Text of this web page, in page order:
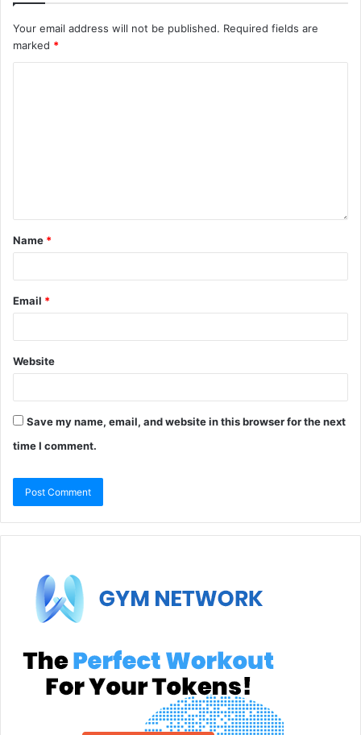
Your email address will not be published. Required fields are
marked *
Name *
Email *
Website
Save my name, email, and website in this browser for the next
time I comment.